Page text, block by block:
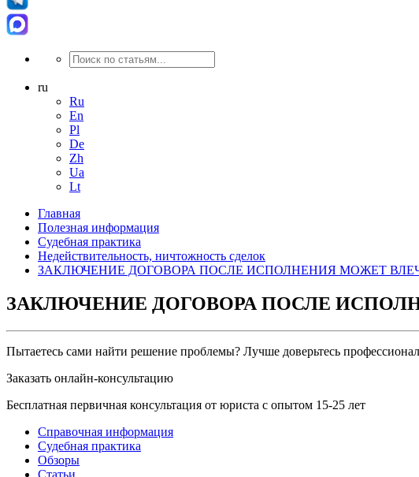
ru
Ru
En
Pl
De
Zh
Ua
Lt
Главная
Полезная информация
Судебная практика
Недействительность, ничтожность сделок
ЗАКЛЮЧЕНИЕ ДОГОВОРА ПОСЛЕ ИСПОЛНЕНИЯ МОЖЕТ
ЗАКЛЮЧЕНИЕ ДОГОВОРА ПОСЛЕ
Пытаетесь сами найти решение проблемы? Лучше доверьтесь
Заказать онлайн-консультацию
Бесплатная первичная консультация от юриста с опытом 15-25 лет
Справочная информация
Судебная практика
Обзоры
Статьи